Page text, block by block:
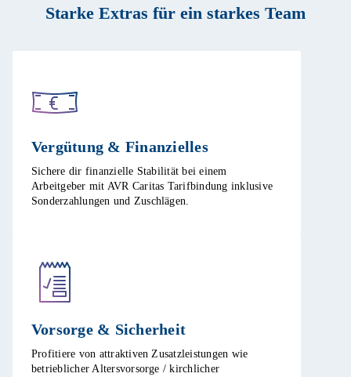
Starke Extras für ein starkes Team
Vergütung & Finanzielles​
Sichere dir finanzielle Stabilität bei einem
Arbeitgeber mit AVR Caritas Tarifbindung inklusive
Sonderzahlungen und Zuschlägen.​
Vorsorge & Sicherheit​
Profitiere von attraktiven Zusatzleistungen wie
betrieblicher Altersvorsorge / kirchlicher